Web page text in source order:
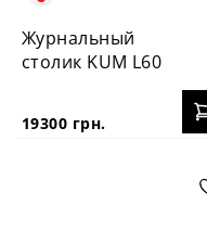
Журнальный
столик KUM L60
19300 грн.